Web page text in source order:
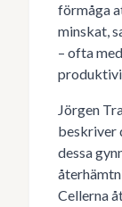
förmåga
minskat,
– ofta
Jörgen
beskriver
dessa
Cellerna